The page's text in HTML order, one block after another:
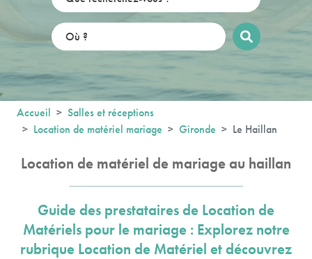
Accueil
Salles et réceptions
Location de matériel mariage
Gironde Le Haillan
Location de matériel de mariage au haillan
Guide des prestataires de Location de
Matériels pour le mariage : Explorez notre
rubrique Location de Matériel et découvrez